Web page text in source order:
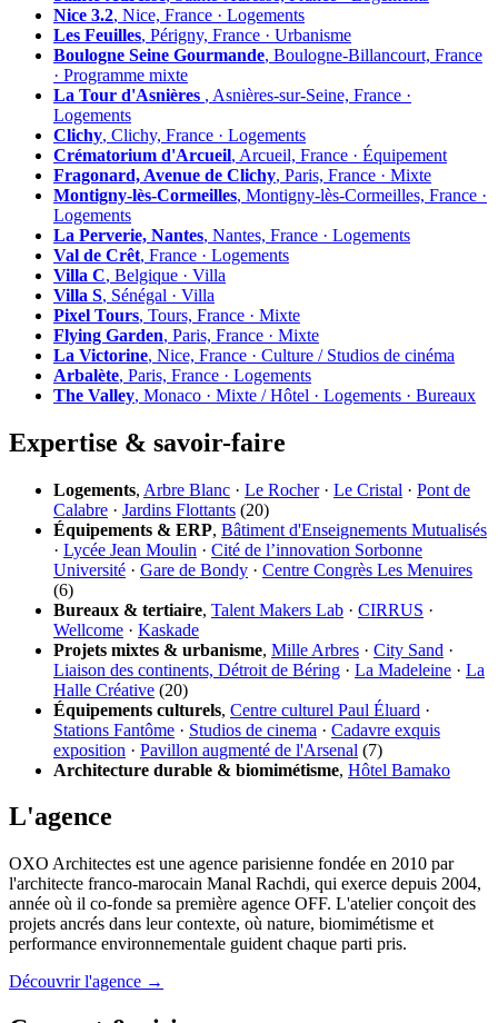
Nice 3.2, Nice, France · Logements
Les Feuilles, Périgny, France · Urbanisme
Boulogne Seine Gourmande, Boulogne-Billancourt, France
· Programme mixte
La Tour d'Asnières , Asnières-sur-Seine, France ·
Logements
Clichy, Clichy, France · Logements
Crématorium d'Arcueil, Arcueil, France · Équipement
Fragonard, Avenue de Clichy, Paris, France · Mixte
Montigny-lès-Cormeilles, Montigny-lès-Cormeilles, France ·
Logements
La Perverie, Nantes, Nantes, France · Logements
Val de Crêt, France · Logements
Villa C, Belgique · Villa
Villa S, Sénégal · Villa
Pixel Tours, Tours, France · Mixte
Flying Garden, Paris, France · Mixte
La Victorine, Nice, France · Culture / Studios de cinéma
Arbalète, Paris, France · Logements
The Valley, Monaco · Mixte / Hôtel · Logements · Bureaux
Expertise & savoir-faire
Logements, Arbre Blanc · Le Rocher· Le Cristal · Pont de
Calabre · Jardins Flottants (20)
Équipements & ERP, Bâtiment d'Enseignements Mutualisés
· Lycée Jean Moulin · Cité de l’innovation Sorbonne
Université · Gare de Bondy · Centre Congrès Les Menuires
(6)
Bureaux & tertiaire, Talent Makers Lab · CIRRUS ·
Wellcome · Kaskade
Projets mixtes & urbanisme, Mille Arbres · City Sand ·
Liaison des continents, Détroit de Béring · La Madeleine · La
Halle Créative (20)
Équipements culturels, Centre culturel Paul Éluard ·
Stations Fantôme · Studios de cinema · Cadavre exquis
exposition · Pavillon augmenté de l'Arsenal (7)
Architecture durable & biomimétisme, Hôtel Bamako
L'agence
OXO Architectes est une agence parisienne fondée en 2010 par
l'architecte franco-marocain Manal Rachdi, qui exerce depuis 2004,
année où il co-fonde sa première agence OFF. L'atelier conçoit des
projets ancrés dans leur contexte, où nature, biomimétisme et
performance environnementale guident chaque parti pris.
Découvrir l'agence →